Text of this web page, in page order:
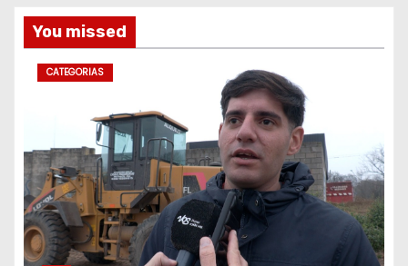
You missed
CATEGORIAS